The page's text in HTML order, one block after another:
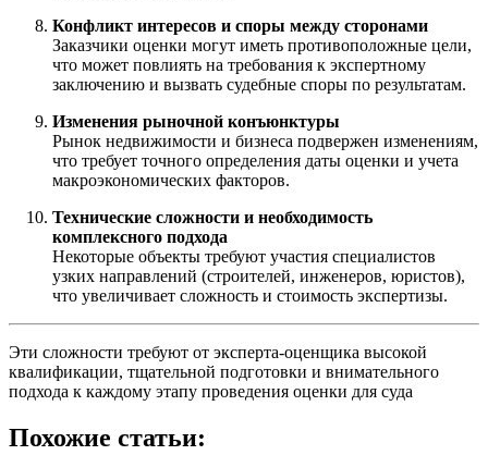
Конфликт интересов и споры между сторонами
Заказчики оценки могут иметь противоположные цели,
что может повлиять на требования к экспертному
заключению и вызвать судебные споры по результатам.
Изменения рыночной конъюнктуры
Рынок недвижимости и бизнеса подвержен изменениям,
что требует точного определения даты оценки и учета
макроэкономических факторов.
Технические сложности и необходимость
комплексного подхода
Некоторые объекты требуют участия специалистов
узких направлений (строителей, инженеров, юристов),
что увеличивает сложность и стоимость экспертизы.
Эти сложности требуют от эксперта-оценщика высокой
квалификации, тщательной подготовки и внимательного
подхода к каждому этапу проведения оценки для суда
Похожие статьи: